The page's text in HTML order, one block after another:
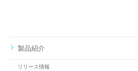
製品紹介
リリース情報